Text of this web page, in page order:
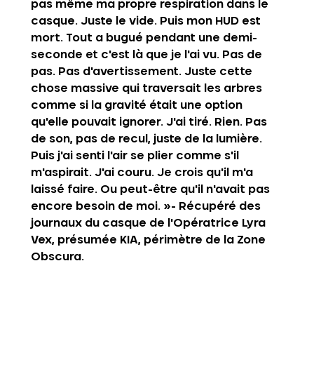
pas même ma propre respiration dans le
casque. Juste le vide. Puis mon HUD est
mort. Tout a bugué pendant une demi-
seconde et c'est là que je l'ai vu. Pas de
pas. Pas d'avertissement. Juste cette
chose massive qui traversait les arbres
comme si la gravité était une option
qu'elle pouvait ignorer. J'ai tiré. Rien. Pas
de son, pas de recul, juste de la lumière.
Puis j'ai senti l'air se plier comme s'il
m'aspirait. J'ai couru. Je crois qu'il m'a
laissé faire. Ou peut-être qu'il n'avait pas
encore besoin de moi. »‍- Récupéré des
journaux du casque de l'Opératrice Lyra
Vex, présumée KIA, périmètre de la Zone
Obscura.